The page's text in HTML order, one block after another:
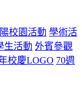
校園活動 學術活
生活動 外賓參觀
校慶LOGO 70週